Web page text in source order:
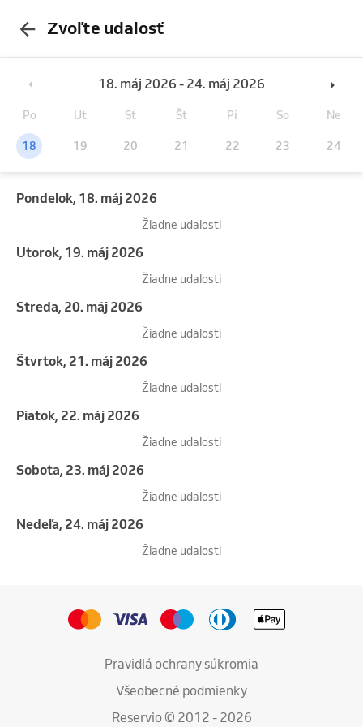
Zvoľte udalosť
18. máj 2026 - 24. máj 2026
Po Ut St Št Pi So Ne
18 19 20 21 22 23 24
pondelok, 18. máj 2026
Žiadne udalosti
utorok, 19. máj 2026
Žiadne udalosti
streda, 20. máj 2026
Žiadne udalosti
štvrtok, 21. máj 2026
Žiadne udalosti
piatok, 22. máj 2026
Žiadne udalosti
sobota, 23. máj 2026
Žiadne udalosti
nedeľa, 24. máj 2026
Žiadne udalosti
Pravidlá ochrany súkromia
Všeobecné podmienky
Reservio © 2012 - 2026